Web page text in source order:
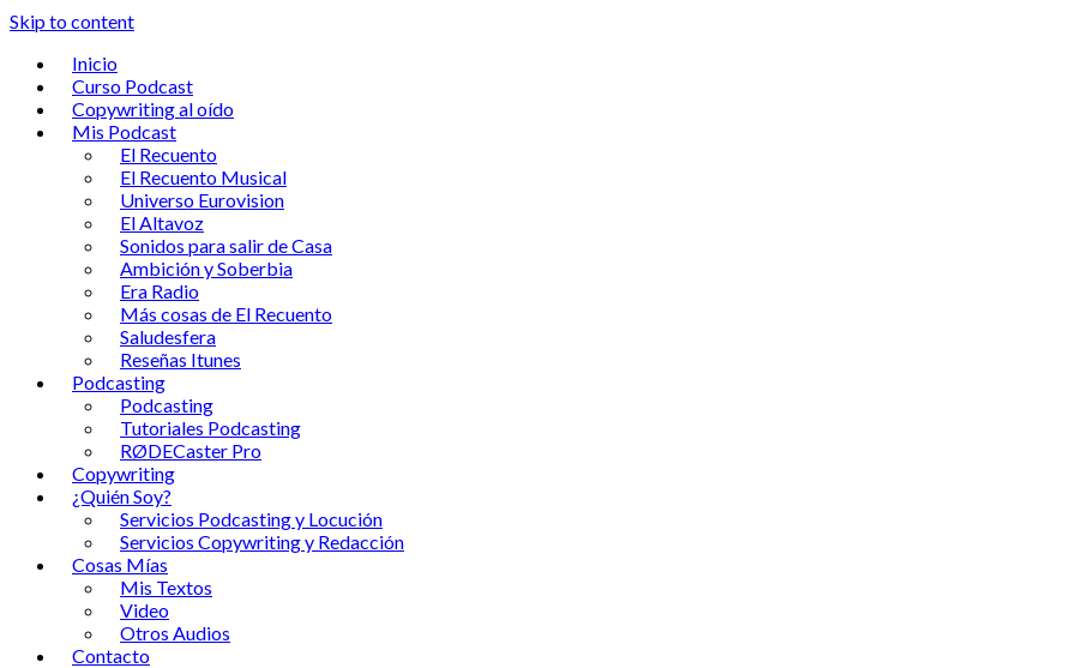
Skip to content
Inicio
Curso Podcast
Copywriting al oído
Mis Podcast
El Recuento
El Recuento Musical
Universo Eurovision
El Altavoz
Sonidos para salir de Casa
Ambición y Soberbia
Era Radio
Más cosas de El Recuento
Saludesfera
Reseñas Itunes
Podcasting
Podcasting
Tutoriales Podcasting
RØDECaster Pro
Copywriting
¿Quién Soy?
Servicios Podcasting y Locución
Servicios Copywriting y Redacción
Cosas Mías
Mis Textos
Video
Otros Audios
Contacto